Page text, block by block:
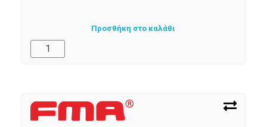
Προσθήκη στο καλάθι